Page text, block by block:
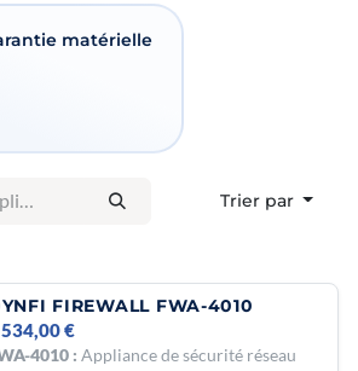
matérielle
Trier par
FIREWALL FWA-4010
4010 : Appliance de sécurité réseau
€